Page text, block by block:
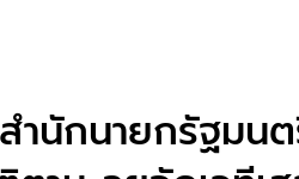
นักนายกรัฐมน